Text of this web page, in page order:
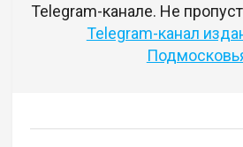
Telegram-канале. Не
Telegram-канал